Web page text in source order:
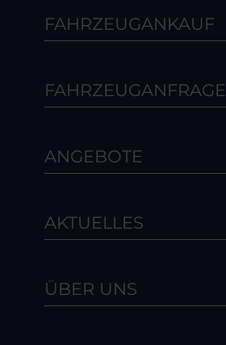
FAHRZEUGANKAUF
FAHRZEUGANFRAGE
ANGEBOTE
AKTUELLES
ÜBER UNS